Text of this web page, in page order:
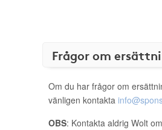
Frågor om
Om du har frågor om
vänligen kontakta
OBS: Kontakta aldrig Wolt